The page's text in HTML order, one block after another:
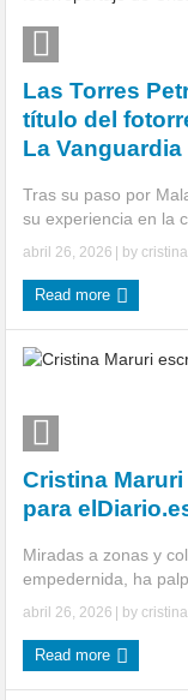
Las Torres
título del
La Vanguardia
Tras su paso por
su experiencia en la
abril 26, 2026 | by
Read more
Cristina
para
Miradas a zonas y
empedernida, ha
abril 26, 2026 | by
Read more